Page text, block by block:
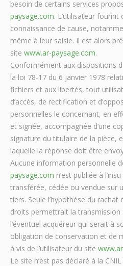
besoin de certains services
paysage.com. L’utilisateur
connaissance de cause,
même à leur saisie. Il est alors
site www.ar-paysage.com.
Conformément aux dispositions
la loi 78-17 du 6 janvier 1978
fichiers et aux libertés, tout
d’accès, de rectification et
personnelles le concernant, en
et signée, accompagnée d’une
signature du titulaire de la pièce,
laquelle la réponse doit être
Aucune information personnelle
paysage.com n’est publiée à
transférée, cédée ou vendue sur
tiers. Seule l’hypothèse du rachat
droits permettrait la
l’éventuel acquéreur qui serait à
obligation de conservation et de
à vis de l’utilisateur du site
Le site n’est pas déclaré à la